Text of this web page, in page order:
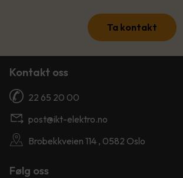
Ta kontakt
Kontakt oss
22 65 20 00
post@ikt-elektro.no
Brobekkveien 114 , 0582 Oslo
Følg oss